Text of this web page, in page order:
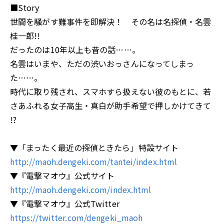
■Story
世間を騒がす難事件を即解決！ その名は名探偵・名雲
桂一郎!!
だったのは10年以上も昔の話……。
名雲はいまや、ただの渋いおっさんになってしまっ
た……。
時代に取り残され、スマホすら扱えない彼のもとに、若
さあふれる女子高生・真白が助手希望で押しかけてきて
――!?
▼「まったく最近の探偵ときたら」特設サイト
http://maoh.dengeki.com/tantei/index.html
▼『電撃マオウ』公式サイト
http://maoh.dengeki.com/index.html
▼『電撃マオウ』公式Twitter
https://twitter.com/dengeki_maoh